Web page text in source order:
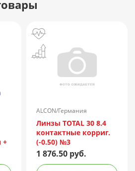
+
ALCON/Германия
Линзы TOTAL 30 8.4
контактные корриг.
(-0.50) №3
1 876.50 руб.